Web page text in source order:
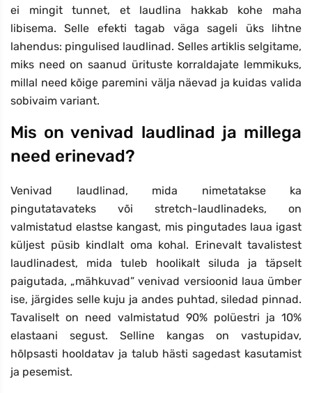
ei mingit tunnet, et laudlina hakkab kohe maha
libisema. Selle efekti tagab väga sageli üks lihtne
lahendus: pingulised laudlinad. Selles artiklis selgitame,
miks need on saanud ürituste korraldajate lemmikuks,
millal need kõige paremini välja näevad ja kuidas valida
sobivaim variant.
Mis on venivad laudlinad ja millega
need erinevad?
Venivad laudlinad, mida nimetatakse ka
pingutatavateks või stretch-laudlinadeks, on
valmistatud elastse kangast, mis pingutades laua igast
küljest püsib kindlalt oma kohal. Erinevalt tavalistest
laudlinadest, mida tuleb hoolikalt siluda ja täpselt
paigutada, „mähkuvad” venivad versioonid laua ümber
ise, järgides selle kuju ja andes puhtad, siledad pinnad.
Tavaliselt on need valmistatud 90% polüestri ja 10%
elastaani segust. Selline kangas on vastupidav,
hõlpsasti hooldatav ja talub hästi sagedast kasutamist
ja pesemist.